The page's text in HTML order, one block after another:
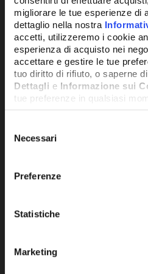
migliorare le tue esperienze di
dettaglio nella nostra
accetti, utilizzeremo i cookie
esperienza di acquisto nei
accettare e gestire le tue
tuo diritto di rifiuto, o saperne
Dettagli e Informazione sui
tue preferenze in qualsiasi
precedentemente autorizzati,
delNecessari
Preferenze
Statistiche
Marketing
Potrebbe